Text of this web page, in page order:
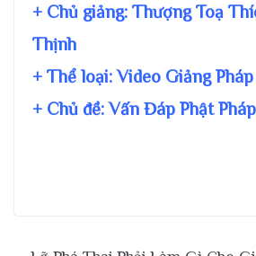
+ Chủ giảng: Thượng Toạ
Thịnh
+ Thể loại: Video Giảng Pháp
+ Chủ đề:Vấn Đáp Phật Pháp